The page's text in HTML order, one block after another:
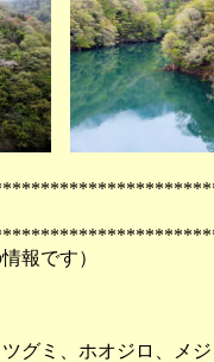
日 （土
報です）
グミ、ホオジロ、メ